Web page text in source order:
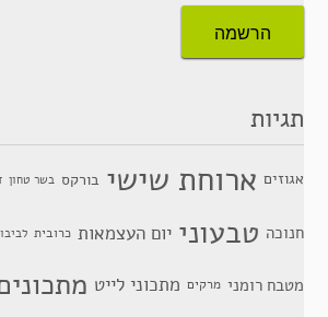
תגיות
אגוזים ארוחת שישי בורקס בשר טחון
חנוכה טבעוני יום העצמאות כרובית
מטבח רומני מרקים מתכוני לייט